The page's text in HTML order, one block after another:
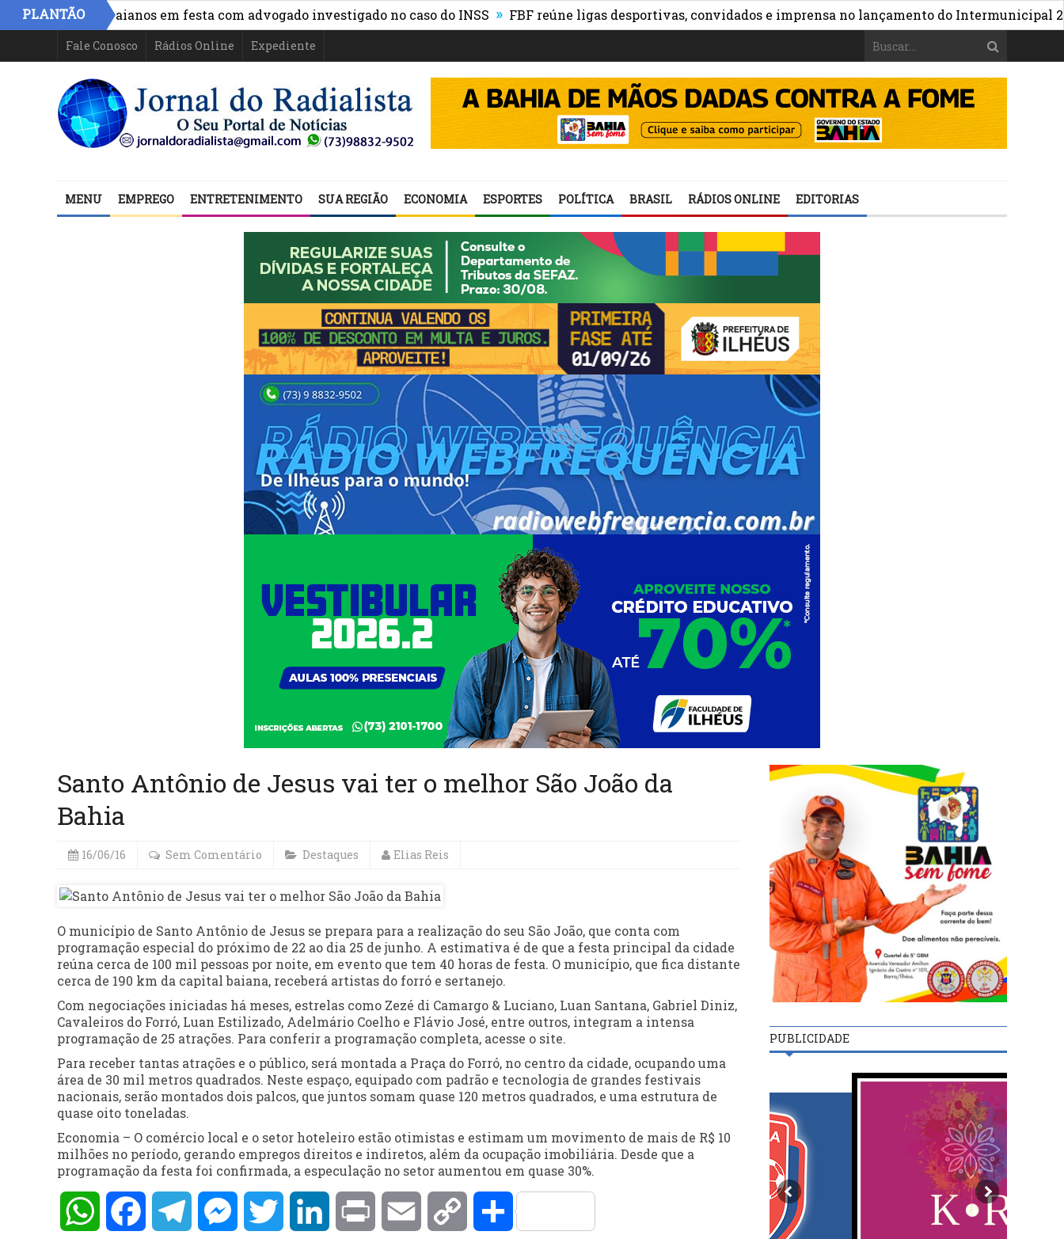
PLANTÃO
políticos baianos em festa com advogado investigado no caso do INSS » FBF reúne ligas desportivas, convidados e imprensa no lançamento do Intermunicipal 2026 »
Fale Conosco Rádios Online Expediente
MENU EMPREGO ENTRETENIMENTO SUA REGIÃO ECONOMIA ESPORTES POLÍTICA BRASIL RÁDIOS ONLINE EDITORIAS
Santo Antônio de Jesus vai ter o melhor São João da
Bahia
16/06/16 Sem Comentário Destaques Elias Reis
O município de Santo Antônio de Jesus se prepara para a realização do seu São João, que conta com
programação especial do próximo de 22 ao dia 25 de junho. A estimativa é de que a festa principal da cidade
reúna cerca de 100 mil pessoas por noite, em evento que tem 40 horas de festa. O município, que fica distante
cerca de 190 km da capital baiana, receberá artistas do forró e sertanejo.
Com negociações iniciadas há meses, estrelas como Zezé di Camargo & Luciano, Luan Santana, Gabriel Diniz,
Cavaleiros do Forró, Luan Estilizado, Adelmário Coelho e Flávio José, entre outros, integram a intensa
programação de 25 atrações. Para conferir a programação completa, acesse o site.
Para receber tantas atrações e o público, será montada a Praça do Forró, no centro da cidade, ocupando uma
área de 30 mil metros quadrados. Neste espaço, equipado com padrão e tecnologia de grandes festivais
nacionais, serão montados dois palcos, que juntos somam quase 120 metros quadrados, e uma estrutura de
quase oito toneladas.
Economia – O comércio local e o setor hoteleiro estão otimistas e estimam um movimento de mais de R$ 10
milhões no período, gerando empregos direitos e indiretos, além da ocupação imobiliária. Desde que a
programação da festa foi confirmada, a especulação no setor aumentou em quase 30%.
WhatsAppFacebookTelegramMessengerTwitter LinkedInPrint Email Copy Compartilhar
PUBLICIDADE